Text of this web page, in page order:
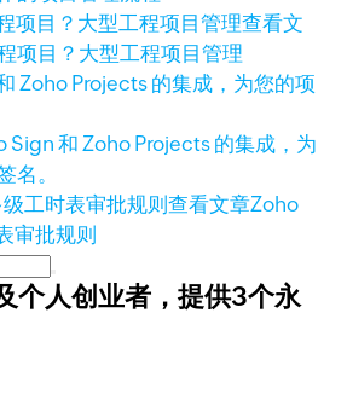
查看文
项目？大型工程项目管理
Sign 和 Zoho Projects 的集成，为
名。
查看文章Zoho
审批规则
个人创业者，提供3个永